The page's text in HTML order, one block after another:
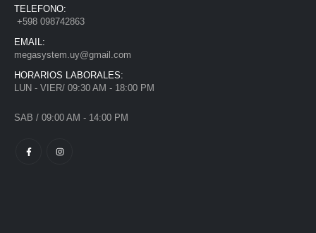
TELEFONO:
+598 098742863
EMAIL:
megasystem.uy@gmail.com
HORARIOS LABORALES:
LUN - VIER/ 09:30 AM - 18:00 PM
SAB / 09:00 AM - 14:00 PM